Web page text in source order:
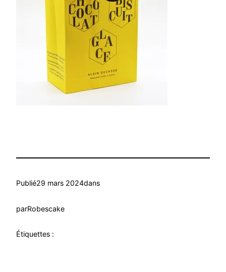
Publié29 mars 2024dans
parRobescake
Étiquettes :